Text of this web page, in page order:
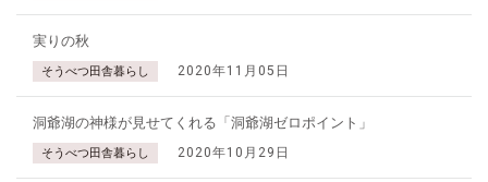
実りの秋
そうべつ田舎暮らし 2020年11月05日
洞爺湖の神様が見せてくれる「洞爺湖ゼロポイント」
そうべつ田舎暮らし 2020年10月29日